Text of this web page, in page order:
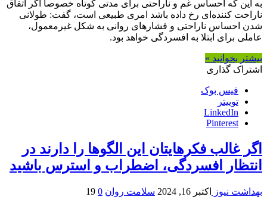
به این که احساس غم و ناراحتی برای مدتی کوتاه خصوصا اگر اتفاق
ناراحت کننده‌ای رخ داده باشد امری طبیعی است، گفت: طولانی
شدن احساس ناراحتی و فشارهای روانی به شکل غیرمعمول،
عاملی برای ابتلا به افسردگی خواهد بود.
بیشتر بخوانید »
اشتراک گذاری
فیس بوک
توییتر
LinkedIn
Pinterest
اگر غالب فکرهایتان این الگوها را دارند در
انتظار افسردگی، اضطراب و استرس باشید
بهداشت نیوز اکتبر 16, 2024 سلامت روان 0
19